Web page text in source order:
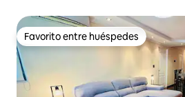
Favorito entre huéspedes
Favorito entre huéspedes